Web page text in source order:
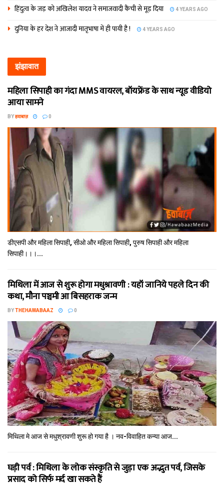
हिंदुत्व के जड़ को अखिलेश यादव ने समाजवादी कैंची से मूड़ दिया 4 YEARS AGO
दुनिया के हर देश ने आजादी मातृभाषा में ही पायी है ! 4 YEARS AGO
झंझावात
महिला सिपाही का गंदा MMS वायरल, बॉयफ्रेंड के साथ न्यूड वीडियो
आया सामने
BYहवाबाज़ 0
डीएसपी और महिला सिपाही, सीओ और महिला सिपाही, पुरुष सिपाही और महिला
सिपाही।।।...
मिथि‍ला में आज से शुरू होगा मधुश्रावणी : यहॉं जानिये पहले दिन की
कथा, मौना पञ्चमी आ बिसहराक जन्म
BYTHEHAWABAAZ 0
मिथि‍ला मे आज से मधुश्रावणी शुरू हो गया है । नव-विवाहित कन्‍या आज...
घड़ी पर्व : मिथि‍ला के लोक संस्कृति से जुड़ा एक अद्भुत पर्व, जिसके
प्रसाद को सिर्फ मर्द खा सकते हैं